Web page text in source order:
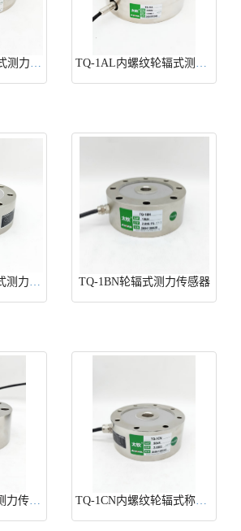
TQ-1A内螺纹轮辐式测力传感器 TQ-1AL内螺纹轮辐式测力传感器
TQ-1B十字槽轮辐式测力传感器 TQ-1BN轮辐式测力传感器
TQ-1C键槽轮辐式测力传感器 TQ-1CN内螺纹轮辐式称重传感器